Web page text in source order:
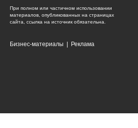
При полном или частичном использовании
материалов, опубликованных на страницах
сайта, ссылка на источник обязательна.
Бизнес-материалы Реклама